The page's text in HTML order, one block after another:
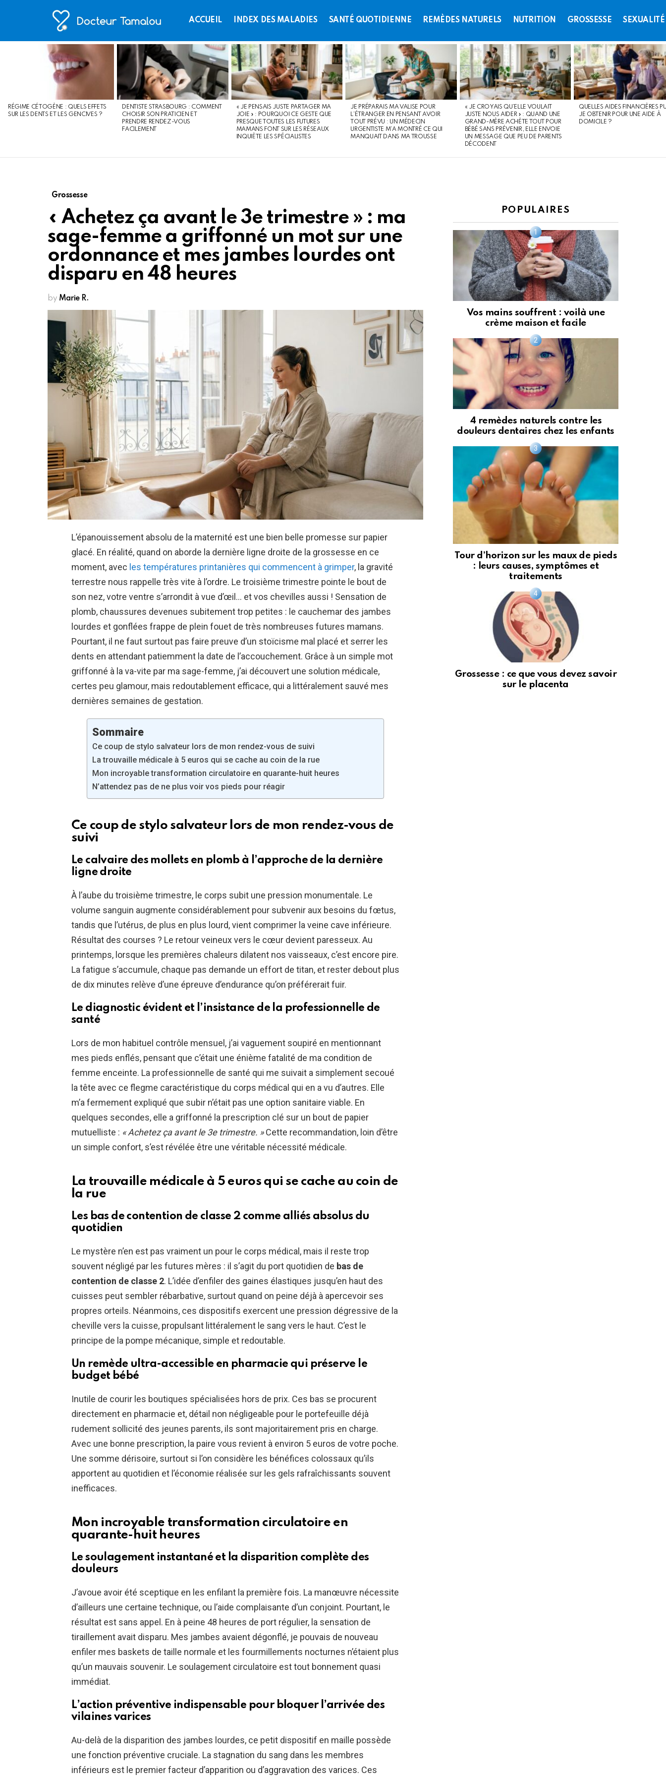
ACCUEIL INDEX DES MALADIES SANTÉ QUOTIDIENNE REMÈDES NATURELS NUTRITION GROSSESSE SEXUALITÉ
RÉGIME CÉTOGÈNE : QUELS EFFETS
SUR LES DENTS ET LES GENCIVES ?
DENTISTE STRASBOURG : COMMENT
CHOISIR SON PRATICIEN ET
PRENDRE RENDEZ-VOUS
FACILEMENT
« JE PENSAIS JUSTE PARTAGER MA
JOIE » : POURQUOI CE GESTE QUE
PRESQUE TOUTES LES FUTURES
MAMANS FONT SUR LES RÉSEAUX
INQUIÈTE LES SPÉCIALISTES
JE PRÉPARAIS MA VALISE POUR
L’ÉTRANGER EN PENSANT AVOIR
TOUT PRÉVU : UN MÉDECIN
URGENTISTE M’A MONTRÉ CE QUI
MANQUAIT DANS MA TROUSSE
« JE CROYAIS QU’ELLE VOULAIT
JUSTE NOUS AIDER » : QUAND UNE
GRAND-MÈRE ACHÈTE TOUT POUR
BÉBÉ SANS PRÉVENIR, ELLE ENVOIE
UN MESSAGE QUE PEU DE PARENTS
DÉCODENT
QUELLES AIDES FINANCIÈRES
JE OBTENIR POUR UNE AIDE À
DOMICILE ?
Grossesse
« Achetez ça avant le 3e trimestre » : ma
sage-femme a griffonné un mot sur une
ordonnance et mes jambes lourdes ont
disparu en 48 heures
by Marie R.
L’épanouissement absolu de la maternité est une bien belle promesse sur papier
glacé. En réalité, quand on aborde la dernière ligne droite de la grossesse en ce
moment, avec les températures printanières qui commencent à grimper, la gravité
terrestre nous rappelle très vite à l’ordre. Le troisième trimestre pointe le bout de
son nez, votre ventre s’arrondit à vue d’œil… et vos chevilles aussi ! Sensation de
plomb, chaussures devenues subitement trop petites : le cauchemar des jambes
lourdes et gonflées frappe de plein fouet de très nombreuses futures mamans.
Pourtant, il ne faut surtout pas faire preuve d’un stoïcisme mal placé et serrer les
dents en attendant patiemment la date de l’accouchement. Grâce à un simple mot
griffonné à la va-vite par ma sage-femme, j’ai découvert une solution médicale,
certes peu glamour, mais redoutablement efficace, qui a littéralement sauvé mes
dernières semaines de gestation.
Sommaire
Ce coup de stylo salvateur lors de mon rendez-vous de suivi
La trouvaille médicale à 5 euros qui se cache au coin de la rue
Mon incroyable transformation circulatoire en quarante-huit heures
N’attendez pas de ne plus voir vos pieds pour réagir
Ce coup de stylo salvateur lors de mon rendez-vous de
suivi
Le calvaire des mollets en plomb à l’approche de la dernière
ligne droite
À l’aube du troisième trimestre, le corps subit une pression monumentale. Le
volume sanguin augmente considérablement pour subvenir aux besoins du fœtus,
tandis que l’utérus, de plus en plus lourd, vient comprimer la veine cave inférieure.
Résultat des courses ? Le retour veineux vers le cœur devient paresseux. Au
printemps, lorsque les premières chaleurs dilatent nos vaisseaux, c’est encore pire.
La fatigue s’accumule, chaque pas demande un effort de titan, et rester debout plus
de dix minutes relève d’une épreuve d’endurance qu’on préférerait fuir.
Le diagnostic évident et l’insistance de la professionnelle de
santé
Lors de mon habituel contrôle mensuel, j’ai vaguement soupiré en mentionnant
mes pieds enflés, pensant que c’était une énième fatalité de ma condition de
femme enceinte. La professionnelle de santé qui me suivait a simplement secoué
la tête avec ce flegme caractéristique du corps médical qui en a vu d’autres. Elle
m’a fermement expliqué que subir n’était pas une option sanitaire viable. En
quelques secondes, elle a griffonné la prescription clé sur un bout de papier
mutuelliste : « Achetez ça avant le 3e trimestre. »Cette recommandation, loin d’être
un simple confort, s’est révélée être une véritable nécessité médicale.
La trouvaille médicale à 5 euros qui se cache au coin de
la rue
Les bas de contention de classe 2 comme alliés absolus du
quotidien
Le mystère n’en est pas vraiment un pour le corps médical, mais il reste trop
souvent négligé par les futures mères : il s’agit du port quotidien de bas de
contention de classe 2. L’idée d’enfiler des gaines élastiques jusqu’en haut des
cuisses peut sembler rébarbative, surtout quand on peine déjà à apercevoir ses
propres orteils. Néanmoins, ces dispositifs exercent une pression dégressive de la
cheville vers la cuisse, propulsant littéralement le sang vers le haut. C’est le
principe de la pompe mécanique, simple et redoutable.
Un remède ultra-accessible en pharmacie qui préserve le
budget bébé
Inutile de courir les boutiques spécialisées hors de prix. Ces bas se procurent
directement en pharmacie et, détail non négligeable pour le portefeuille déjà
rudement sollicité des jeunes parents, ils sont majoritairement pris en charge.
Avec une bonne prescription, la paire vous revient à environ 5 euros de votre poche.
Une somme dérisoire, surtout si l’on considère les bénéfices colossaux qu’ils
apportent au quotidien et l’économie réalisée sur les gels rafraîchissants souvent
inefficaces.
Mon incroyable transformation circulatoire en
quarante-huit heures
Le soulagement instantané et la disparition complète des
douleurs
J’avoue avoir été sceptique en les enfilant la première fois. La manœuvre nécessite
d’ailleurs une certaine technique, ou l’aide complaisante d’un conjoint. Pourtant, le
résultat est sans appel. En à peine 48 heures de port régulier, la sensation de
tiraillement avait disparu. Mes jambes avaient dégonflé, je pouvais de nouveau
enfiler mes baskets de taille normale et les fourmillements nocturnes n’étaient plus
qu’un mauvais souvenir. Le soulagement circulatoire est tout bonnement quasi
immédiat.
L’action préventive indispensable pour bloquer l’arrivée des
vilaines varices
Au-delà de la disparition des jambes lourdes, ce petit dispositif en maille possède
une fonction préventive cruciale. La stagnation du sang dans les membres
inférieurs est le premier facteur d’apparition ou d’aggravation des varices. Ces
POPULAIRES
Vos mains souffrent : voilà une
crème maison et facile
4 remèdes naturels contre les
douleurs dentaires chez les enfants
Tour d’horizon sur les maux de pieds
: leurs causes, symptômes et
traitements
Grossesse : ce que vous devez savoir
sur le placenta